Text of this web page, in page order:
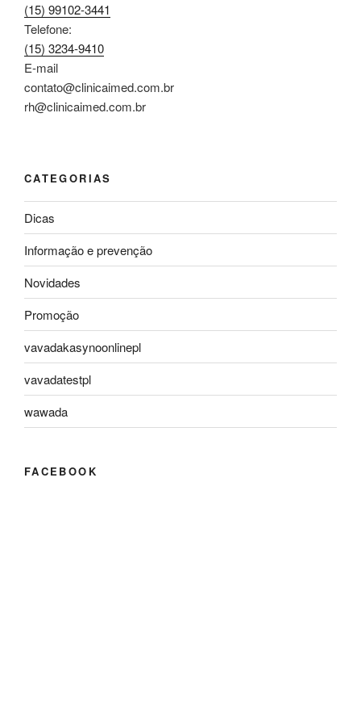
(15) 99102-3441
Telefone:
(15) 3234-9410
E-mail
contato@clinicaimed.com.br
rh@clinicaimed.com.br
CATEGORIAS
Dicas
Informação e prevenção
Novidades
Promoção
vavadakasynoonlinepl
vavadatestpl
wawada
FACEBOOK